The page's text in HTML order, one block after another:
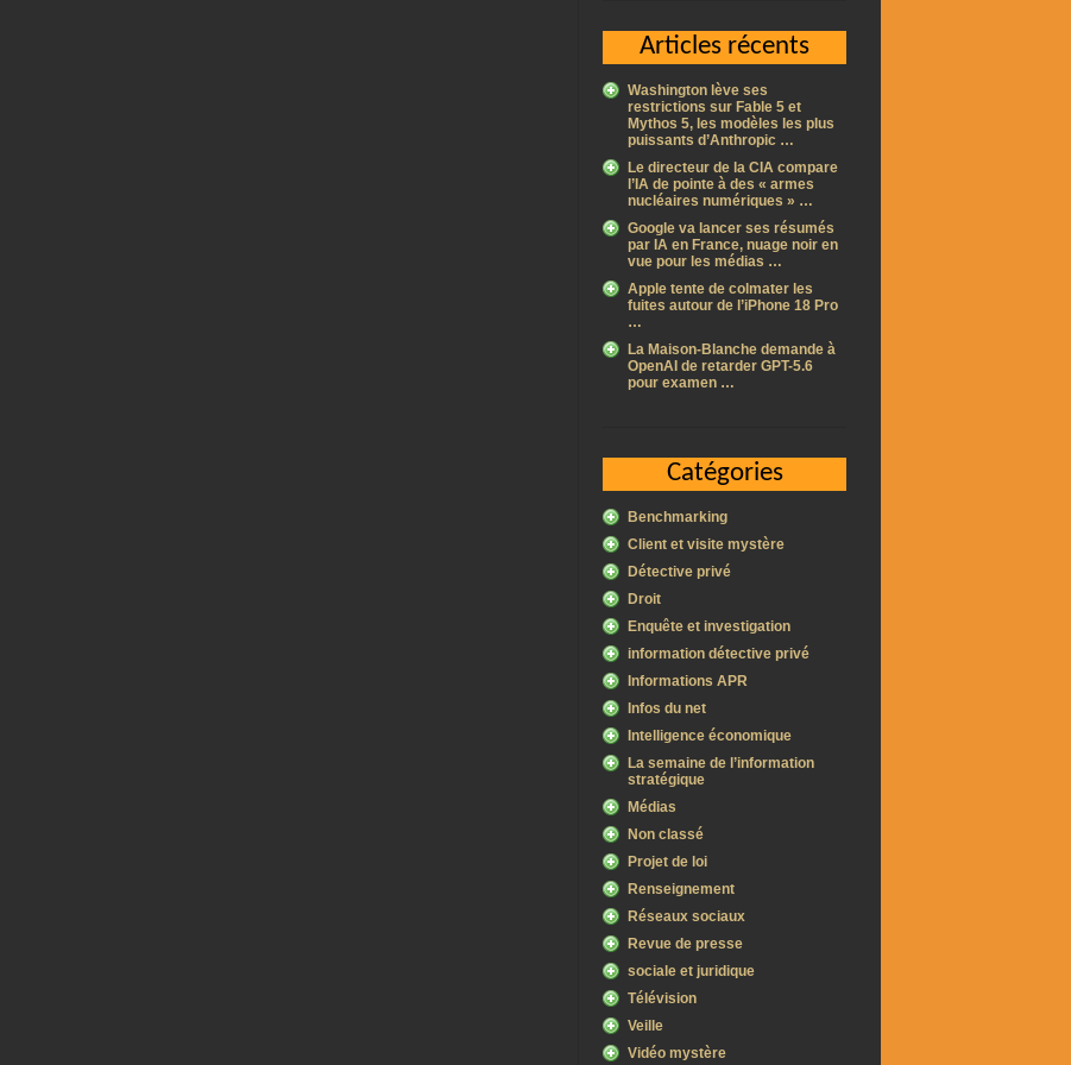
Articles récents
Washington lève ses
restrictions sur Fable 5 et
Mythos 5, les modèles les plus
puissants d’Anthropic …
Le directeur de la CIA compare
l’IA de pointe à des « armes
nucléaires numériques » …
Google va lancer ses résumés
par IA en France, nuage noir en
vue pour les médias …
Apple tente de colmater les
fuites autour de l’iPhone 18 Pro
…
La Maison-Blanche demande à
OpenAI de retarder GPT-5.6
pour examen …
Catégories
Benchmarking
Client et visite mystère
Détective privé
Droit
Enquête et investigation
information détective privé
Informations APR
Infos du net
Intelligence économique
La semaine de l’information
stratégique
Médias
Non classé
Projet de loi
Renseignement
Réseaux sociaux
Revue de presse
sociale et juridique
Télévision
Veille
Vidéo mystère